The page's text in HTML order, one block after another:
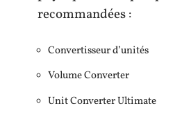
recommandées :
Convertisseur d’unités
Volume Converter
Unit Converter Ultimate